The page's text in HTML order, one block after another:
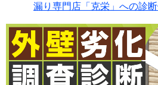
漏り専門店「克栄」への診